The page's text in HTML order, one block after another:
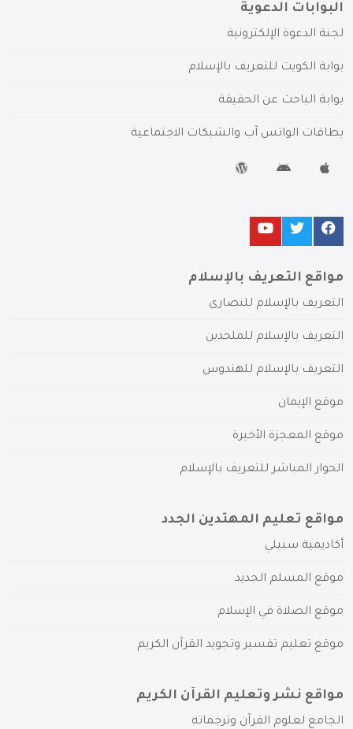
البوابات الدعوية
لجنة الدعوة الإلكترونية
بوابة الكويت للتعريف بالإسلام
بوابة الباحث عن الحقيقة
بطاقات الواتس آب والشبكات الاجتماعية
مواقع التعريف بالإسلام
التعريف بالإسلام للنصارى
التعريف بالإسلام للملحدين
التعريف بالإسلام للهندوس
موقع الإيمان
موقع المعجزة الأخيرة
الحوار المباشر للتعريف بالإسلام
مواقع تعليم المهتدين الجدد
أكاديمية سبيلي
موقع المسلم الجديد
موقع الصلاة في الإسلام
موقع تعليم تفسير وتجويد القرآن الكريم
مواقع نشر وتعليم القرآن الكريم
الجامع لعلوم القرآن وترجماته